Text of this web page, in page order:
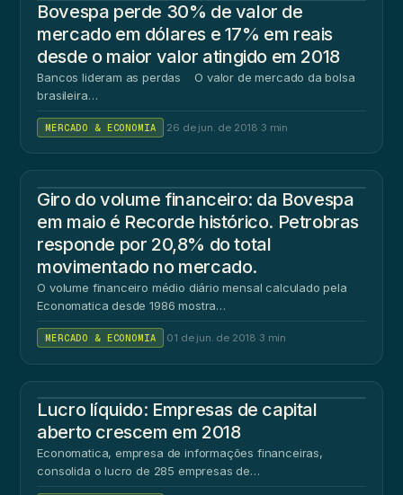
Bovespa perde 30% de valor de
mercado em dólares e 17% em reais
desde o maior valor atingido em 2018
Bancos lideram as perdas O valor de mercado da bolsa
brasileira…
MERCADO & ECONOMIA 26 de jun. de 2018 3 min
Giro do volume financeiro: da Bovespa
em maio é Recorde histórico. Petrobras
responde por 20,8% do total
movimentado no mercado.
O volume financeiro médio diário mensal calculado pela
Economatica desde 1986 mostra…
MERCADO & ECONOMIA 01 de jun. de 2018 3 min
Lucro líquido: Empresas de capital
aberto crescem em 2018
Economatica, empresa de informações financeiras,
consolida o lucro de 285 empresas de…